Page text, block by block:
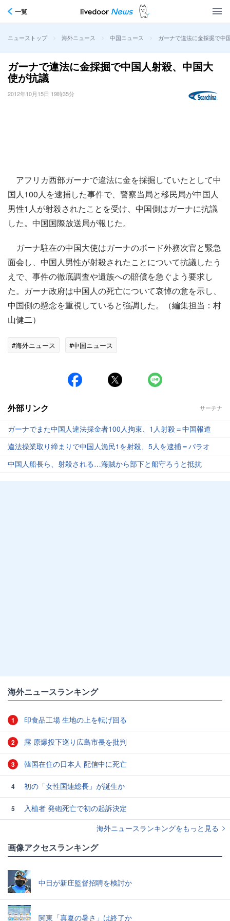
一覧
ニューストップ > 海外ニュース > 中国ニュース > ガーナで違法に金採掘で中
ガーナで違法に金採掘で中国人射殺、中国大
使が抗議
2012年10月15日 19時35分
アフリカ西部ガーナで違法に金を採掘していたとして中
国人100人を逮捕した事件で、警察当局と移民局が中国人
男性1人が射殺されたことを受け、中国側はガーナに抗議
した。中国国際放送局が報じた。
ガーナ駐在の中国大使はガーナのボード外務次官と緊急
面会し、中国人男性が射殺されたことについて抗議したう
えで、事件の徹底調査や遺族への賠償を急ぐよう要求し
た。ガーナ政府は中国人の死亡について哀悼の意を示し、
中国側の懸念を重視していると強調した。（編集担当：村
山健二）
#海外ニュース #中国ニュース
外部リンク サーチナ
ガーナでまた中国人違法採金者100人拘束、1人射殺＝中国報道
違法操業取り締まりで中国人漁民1を射殺、5人を逮捕＝パラオ
中国人船長ら、射殺される…海賊から部下と船守ろうと抵抗
海外ニュースランキング
1 印食品工場 生地の上を転げ回る
2 露 原爆投下巡り広島市長を批判
3 韓国在住の日本人 配信中に死亡
4 初の「女性国連総長」が誕生か
5
入植者 発砲死亡で初の起訴決定
海外ニュースランキングをもっと見る
画像アクセスランキング
中日が新庄監督招聘を検討か
関東「真夏の暑さ」は終了か